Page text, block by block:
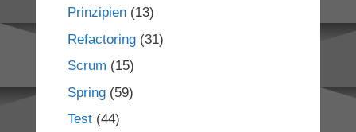
Prinzipien(13)
Refactoring(31)
Scrum (15)
Spring(59)
Test(44)